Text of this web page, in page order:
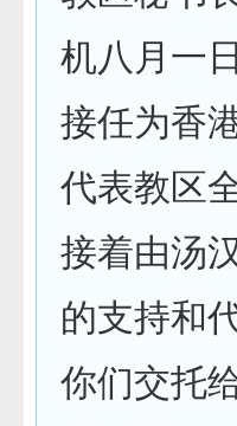
机八月一
接任为香
代表教区
接着由汤
的支持和
你们交托